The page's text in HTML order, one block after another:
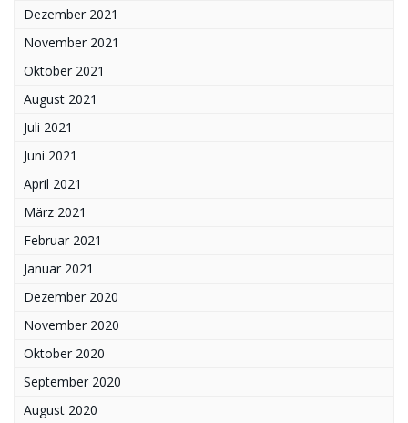
Dezember 2021
November 2021
Oktober 2021
August 2021
Juli 2021
Juni 2021
April 2021
März 2021
Februar 2021
Januar 2021
Dezember 2020
November 2020
Oktober 2020
September 2020
August 2020